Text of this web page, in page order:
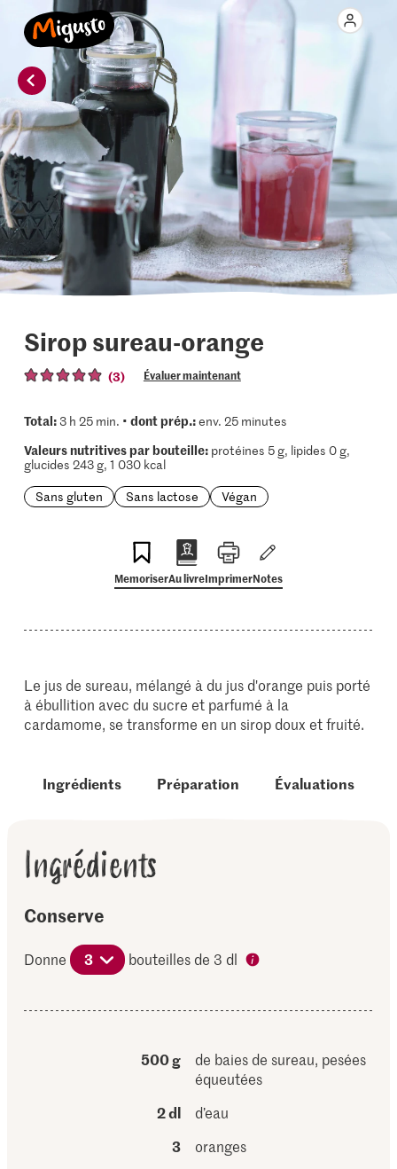
Sirop sureau-orange
(3) Évaluer maintenant
Total:3 h 25 min. • dont prép.:env. 25 minutes
Valeurs nutritives par bouteille:protéines 5 g, lipides 0 g,
glucides 243 g, 1 030 kcal
Sans gluten
Sans lactose Végan
MemoriserAu livreImprimerNotes
Le jus de sureau, mélangé à du jus d'orange puis porté
à ébullition avec du sucre et parfumé à la
cardamome, se transforme en un sirop doux et fruité.
Ingrédients Préparation Évaluations
Ingrédients
Conserve
Donne 3 bouteilles de 3 dl
500 g
de baies de sureau, pesées
équeutées
2 dl
d’eau
3
oranges